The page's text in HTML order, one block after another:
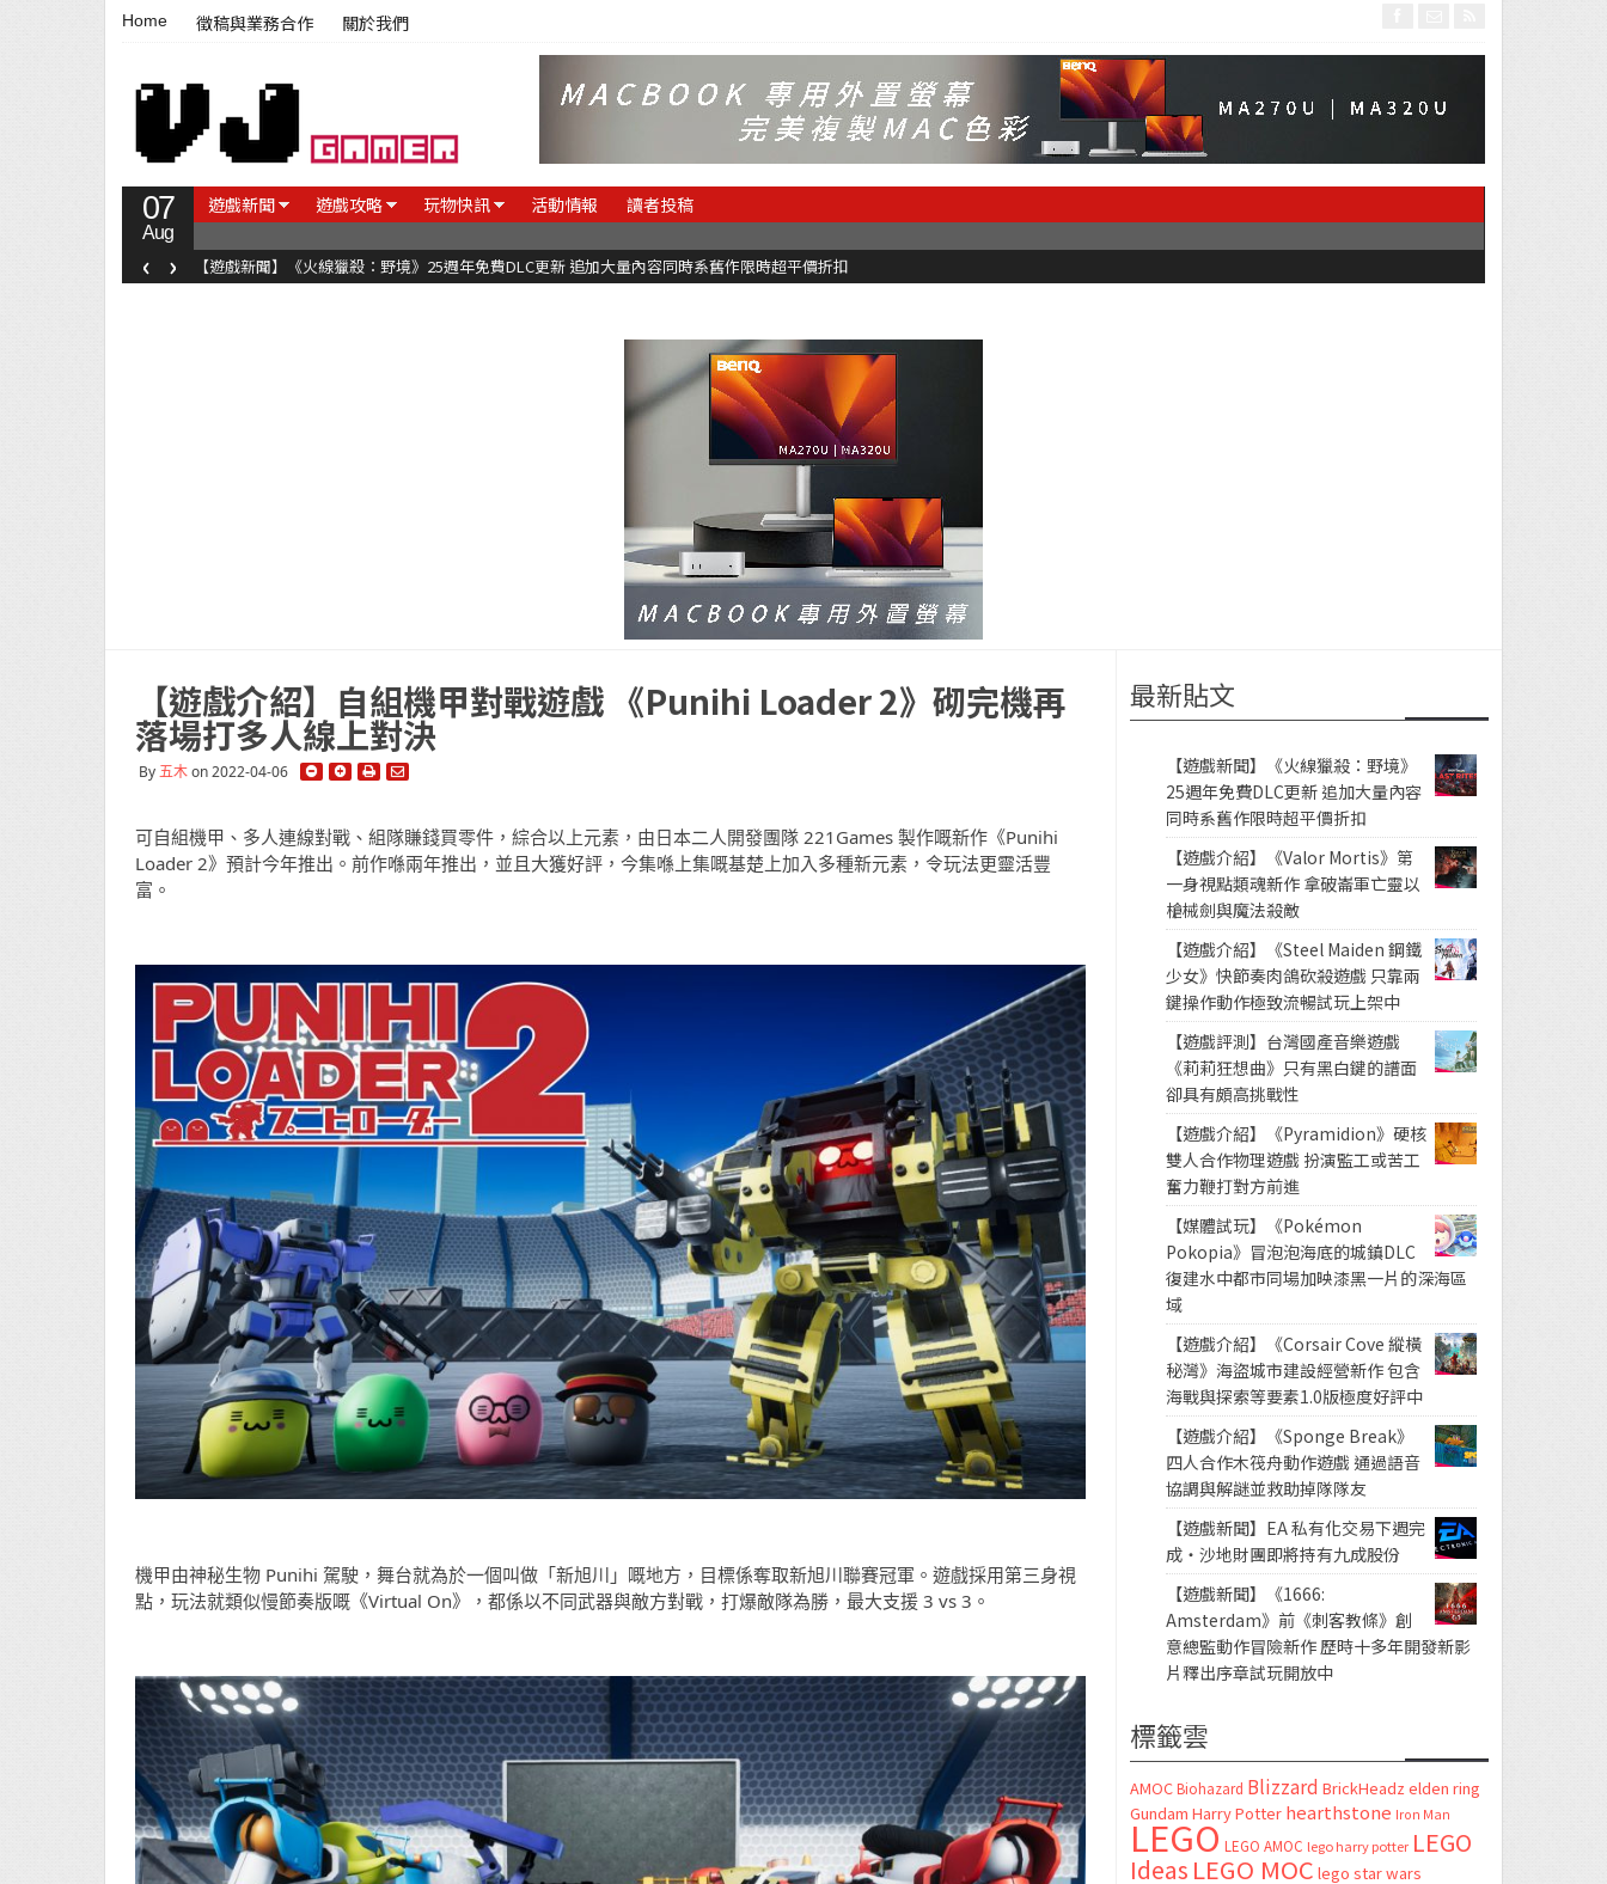
Home 徵稿與業務合作 關於我們
07
Aug
遊戲新聞 遊戲攻略 玩物快訊 活動情報 讀者投稿
【遊戲新聞】《火線獵殺：野境》25週年免費DLC更新 追加大量內容同時系舊作限時超平價折扣
‹ ›
【遊戲介紹】自組機甲對戰遊戲 《Punihi Loader 2》砌完機再
落場打多人線上對決
By五木on 2022-04-06
可自組機甲、多人連線對戰、組隊賺錢買零件，綜合以上元素，由日本二人開發團隊 221Games 製作嘅新作《Punihi
Loader 2》預計今年推出。前作喺兩年推出，並且大獲好評，今集喺上集嘅基楚上加入多種新元素，令玩法更靈活豐
富。
機甲由神秘生物 Punihi 駕駛，舞台就為於一個叫做「新旭川」嘅地方，目標係奪取新旭川聯賽冠軍。遊戲採用第三身視
點，玩法就類似慢節奏版嘅《Virtual On》，都係以不同武器與敵方對戰，打爆敵隊為勝，最大支援 3 vs 3。
最新貼文
【遊戲新聞】《火線獵殺：野境》
25週年免費DLC更新 追加大量內容
同時系舊作限時超平價折扣
【遊戲介紹】《Valor Mortis》第
一身視點類魂新作 拿破崙軍亡靈以
槍械劍與魔法殺敵
【遊戲介紹】《Steel Maiden 鋼鐵
少女》快節奏肉鴿砍殺遊戲 只靠兩
鍵操作動作極致流暢試玩上架中
【遊戲評測】台灣國產音樂遊戲
《莉莉狂想曲》只有黑白鍵的譜面
卻具有頗高挑戰性
【遊戲介紹】《Pyramidion》硬核
雙人合作物理遊戲 扮演監工或苦工
奮力鞭打對方前進
【媒體試玩】《Pokémon
Pokopia》冒泡泡海底的城鎮DLC
復建水中都市同場加映漆黑一片的深海區
域
【遊戲介紹】《Corsair Cove 縱橫
秘灣》海盜城市建設經營新作 包含
海戰與探索等要素1.0版極度好評中
【遊戲介紹】《Sponge Break》
四人合作木筏舟動作遊戲 通過語音
協調與解謎並救助掉隊隊友
【遊戲新聞】EA 私有化交易下週完
成・沙地財團即將持有九成股份
【遊戲新聞】《1666:
Amsterdam》前《刺客教條》創
意總監動作冒險新作 歷時十多年開發新影
片釋出序章試玩開放中
標籤雲
AMOC Biohazard Blizzard BrickHeadz elden ring
Gundam Harry Potter hearthstone Iron Man
LEGO LEGO AMOC lego harry potter LEGO
Ideas LEGO MOC lego star wars